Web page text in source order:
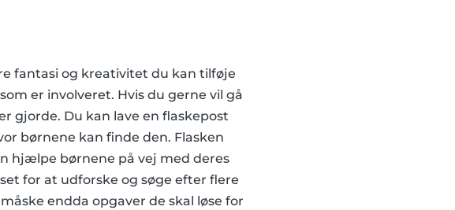
fantasi og kreativitet du kan tilføje
er involveret. Hvis du gerne vil gå
gjorde. Du kan lave en flaskepost
børnene kan finde den. Flasken
hjælpe børnene på vej med deres
for at udforske og søge efter flere
endda opgaver de skal løse for